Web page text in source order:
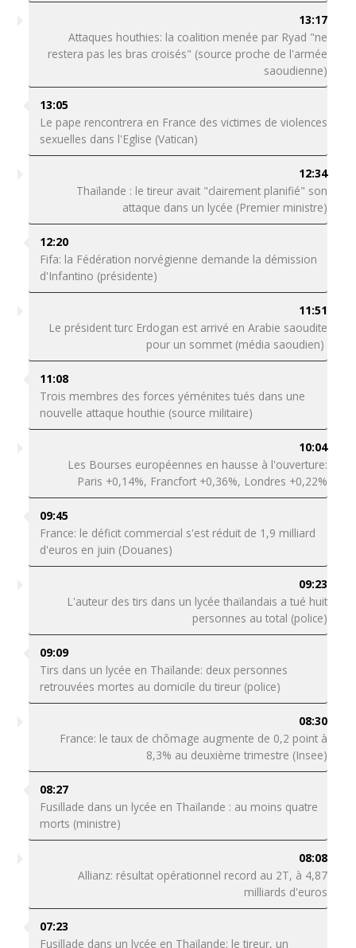
13:17
Attaques houthies: la coalition menée par Ryad "ne
restera pas les bras croisés" (source proche de l'armée
saoudienne)
13:05
Le pape rencontrera en France des victimes de violences
sexuelles dans l'Eglise (Vatican)
12:34
Thaïlande : le tireur avait "clairement planifié" son
attaque dans un lycée (Premier ministre)
12:20
Fifa: la Fédération norvégienne demande la démission
d'Infantino (présidente)
11:51
Le président turc Erdogan est arrivé en Arabie saoudite
pour un sommet (média saoudien)
11:08
Trois membres des forces yéménites tués dans une
nouvelle attaque houthie (source militaire)
10:04
Les Bourses européennes en hausse à l'ouverture:
Paris +0,14%, Francfort +0,36%, Londres +0,22%
09:45
France: le déficit commercial s'est réduit de 1,9 milliard
d'euros en juin (Douanes)
09:23
L'auteur des tirs dans un lycée thaïlandais a tué huit
personnes au total (police)
09:09
Tirs dans un lycée en Thaïlande: deux personnes
retrouvées mortes au domicile du tireur (police)
08:30
France: le taux de chômage augmente de 0,2 point à
8,3% au deuxième trimestre (Insee)
08:27
Fusillade dans un lycée en Thaïlande : au moins quatre
morts (ministre)
08:08
Allianz: résultat opérationnel record au 2T, à 4,87
milliards d'euros
07:23
Fusillade dans un lycée en Thaïlande: le tireur, un